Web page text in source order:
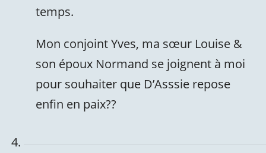
temps.
Mon conjoint Yves, ma sœur Louise &
son époux Normand se joignent à moi
pour souhaiter que D’Asssie repose
enfin en paix?️?